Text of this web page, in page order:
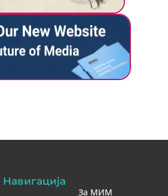
Навигација
За МИМ